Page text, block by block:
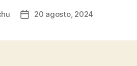
Fecha20 agosto, 2024